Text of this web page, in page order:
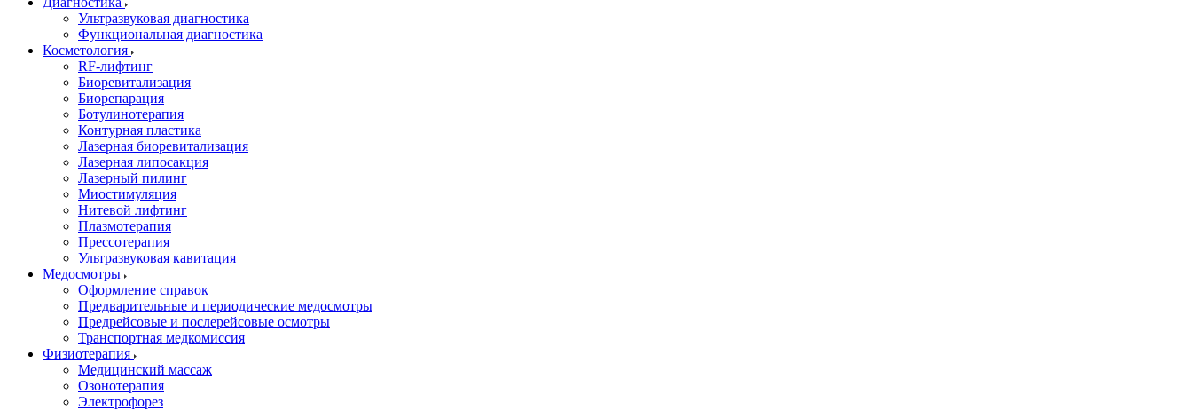
Ультразвуковая диагностика
Функциональная диагностика
Косметология
RF-лифтинг
Биоревитализация
Биорепарация
Ботулинотерапия
Контурная пластика
Лазерная биоревитализация
Лазерная липосакция
Лазерный пилинг
Миостимуляция
Нитевой лифтинг
Плазмотерапия
Прессотерапия
Ультразвуковая кавитация
Медосмотры
Оформление справок
Предварительные и периодические медосмотры
Предрейсовые и послерейсовые осмотры
Транспортная медкомиссия
Физиотерапия
Медицинский массаж
Озонотерапия
Электрофорез